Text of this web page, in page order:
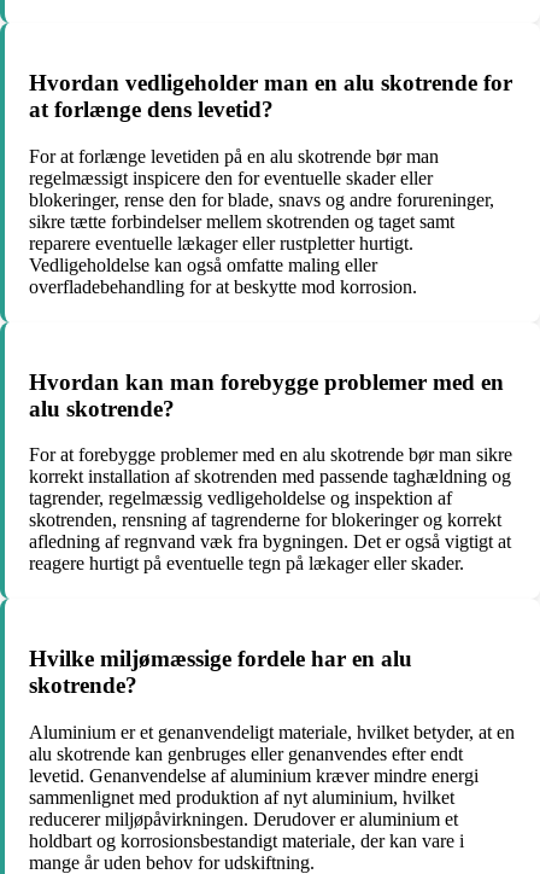
Hvordan vedligeholder man en alu skotrende for
at forlænge dens levetid?
For at forlænge levetiden på en alu skotrende bør man
regelmæssigt inspicere den for eventuelle skader eller
blokeringer, rense den for blade, snavs og andre forureninger,
sikre tætte forbindelser mellem skotrenden og taget samt
reparere eventuelle lækager eller rustpletter hurtigt.
Vedligeholdelse kan også omfatte maling eller
overfladebehandling for at beskytte mod korrosion.
Hvordan kan man forebygge problemer med en
alu skotrende?
For at forebygge problemer med en alu skotrende bør man sikre
korrekt installation af skotrenden med passende taghældning og
tagrender, regelmæssig vedligeholdelse og inspektion af
skotrenden, rensning af tagrenderne for blokeringer og korrekt
afledning af regnvand væk fra bygningen. Det er også vigtigt at
reagere hurtigt på eventuelle tegn på lækager eller skader.
Hvilke miljømæssige fordele har en alu
skotrende?
Aluminium er et genanvendeligt materiale, hvilket betyder, at en
alu skotrende kan genbruges eller genanvendes efter endt
levetid. Genanvendelse af aluminium kræver mindre energi
sammenlignet med produktion af nyt aluminium, hvilket
reducerer miljøpåvirkningen. Derudover er aluminium et
holdbart og korrosionsbestandigt materiale, der kan vare i
mange år uden behov for udskiftning.